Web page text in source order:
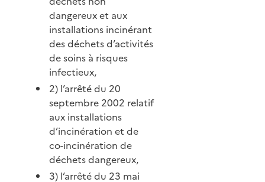
dangereux et aux
installations incinérant
des déchets d’activités
de soins à risques
infectieux,
2) l’arrêté du 20
septembre 2002 relatif
aux installations
d’incinération et de
co-incinération de
déchets dangereux,
3) l’arrêté du 23 mai